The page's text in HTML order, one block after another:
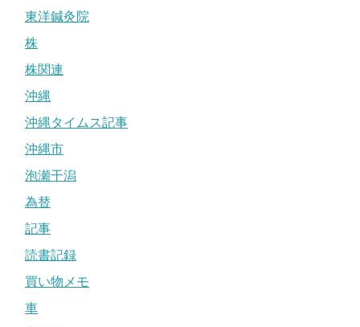
東洋鍼灸院
株
株関連
沖縄
沖縄タイムス記事
沖縄市
泡瀬干潟
為替
記事
読書記録
買い物メモ
車